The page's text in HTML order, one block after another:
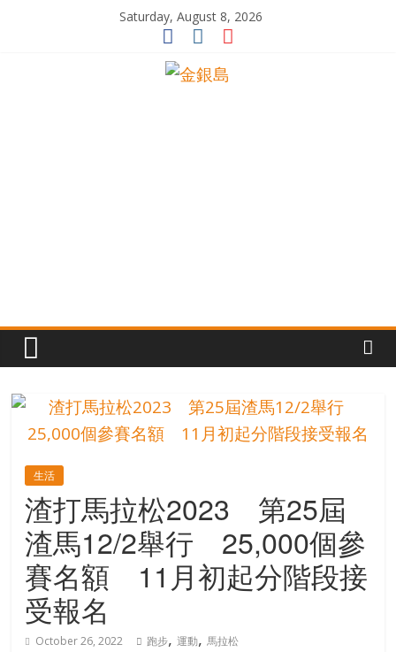
Saturday, August 8, 2026
命
的
寶
藏
金
銀
島
共
享
共
生活
渣打馬拉松2023 第25屆
渣馬12/2舉行 25,000個參
賽名額 11月初起分階段接
受報名
October 26, 2022 跑步,運動,馬拉松